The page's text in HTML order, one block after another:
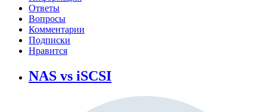
Ответы
Вопросы
Комментарии
Подписки
Нравится
NAS vs iSCSI